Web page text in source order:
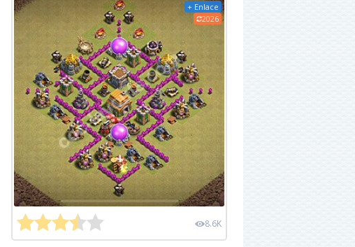
+ Enlace
2026
8.6K